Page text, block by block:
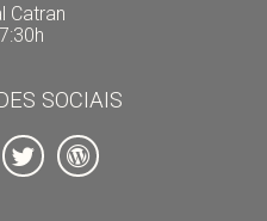
Catran
SOCIAIS